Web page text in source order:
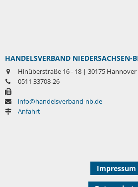
HANDELSVERBAND NIEDERSACHSEN-
Hinüberstraße 16 - 18 | 30175 Hannover
0511 33708-26
info@handelsverband-nb.de
Anfahrt
Impressum